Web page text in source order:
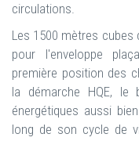
circulations.
Les 1500 mètres
pour l'enveloppe
première position des
la démarche HQE, le
énergétiques aussi
long de son cycle de